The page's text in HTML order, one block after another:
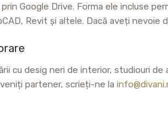
Google Drive. Forma ele incluse
Revit și altele. Dacă aveți
cu desig neri de interior, studiouri
partener, scrieți-ne la